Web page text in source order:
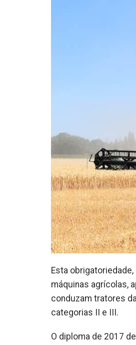
Esta
máquinas agrícolas,
conduzam tratores
categorias II e III.
O diploma de 2017